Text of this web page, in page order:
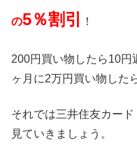
の5％割引 ！
200円買い物したら10円
ヶ月に2万円買い物した
それでは三井住友カー
見ていきましょう。